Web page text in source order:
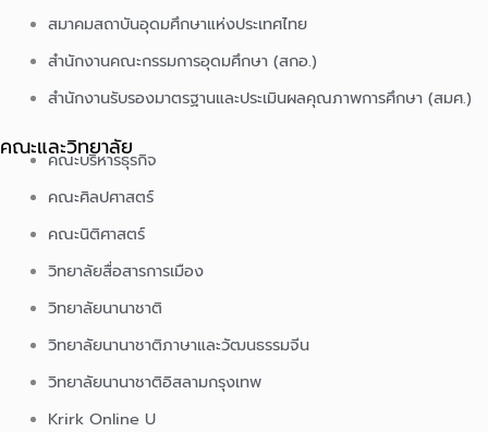
สมาคมสถาบันอุดมศึกษาแห่งประเทศไทย
สำนักงานคณะกรรมการอุดมศึกษา (สกอ.)
สำนักงานรับรองมาตรฐานและประเมินผลคุณภาพการศึกษา (สมศ.)
คณะและวิทยาลัย
คณะบริหารธุรกิจ
คณะศิลปศาสตร์
คณะนิติศาสตร์
วิทยาลัยสื่อสารการเมือง
วิทยาลัยนานาชาติ
วิทยาลัยนานาชาติภาษาและวัฒนธรรมจีน
วิทยาลัยนานาชาติอิสลามกรุงเทพ
Krirk Online U